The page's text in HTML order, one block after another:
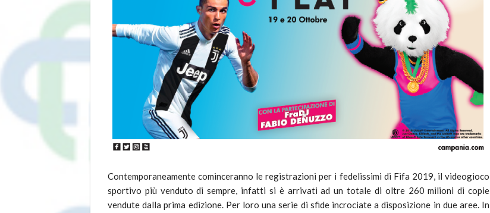
Contemporaneamente cominceranno le registrazioni per i fedelissimi di Fifa 2019, il videogioco
sportivo più venduto di sempre, infatti si è arrivati ad un totale di oltre 260 milioni di copie
vendute dalla prima edizione. Per loro una serie di sfide incrociate a disposizione in due aree. In